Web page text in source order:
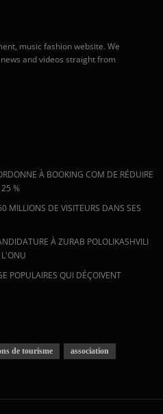
music fashion website. We
and videos straight from
À BOOKING COM DE RÉDUIRE
25 %
MILLIONS DE VISITEURS DANS SES
À ZURAB POLOLIKASHVILI
L'ONU
POPULAIRES QUI DÉÇOIVENT
de tourisme association